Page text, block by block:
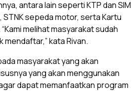
antara lain seperti KTP dan SIM
STNK sepeda motor, serta Kartu
melihat masyarakat sudah
kata Rivan.
masyarakat yang akan
yang akan menggunakan
dapat memanfaatkan program